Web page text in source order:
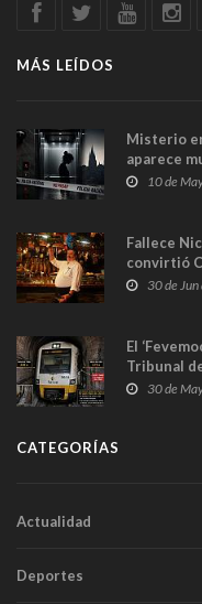
MÁS LEÍDOS
Misterio
aparece
y las10 de
Fallece
convirtió
en Madrid
30 de
El
Tribunal
30 de
CATEGORÍAS
Actualidad
Deportes